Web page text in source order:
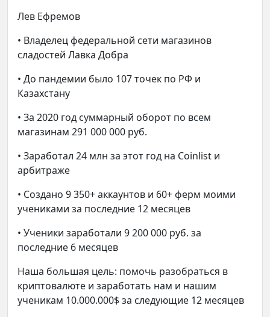
Лев Ефремов
• Владелец федеральной сети магазинов
сладостей Лавка Добра
• До пандемии было 107 точек по РФ и
Казахстану
• За 2020 год суммарный оборот по всем
магазинам 291 000 000 руб.
• Заработал 24 млн за этот год на Coinlist и
арбитраже
• Создано 9 350+ аккаунтов и 60+ ферм моими
учениками за последние 12 месяцев
• Ученики заработали 9 200 000 руб. за
последние 6 месяцев
Наша большая цель: помочь разобраться в
криптовалюте и заработать нам и нашим
ученикам 10.000.000$ за следующие 12 месяцев